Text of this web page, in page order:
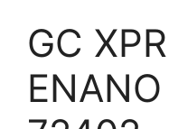
GC